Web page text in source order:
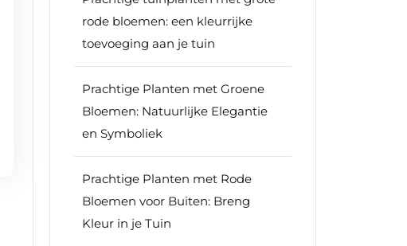
rode bloemen: een kleurrijke
toevoeging aan je tuin
Prachtige Planten met Groene
Bloemen: Natuurlijke Elegantie
en Symboliek
Prachtige Planten met Rode
Bloemen voor Buiten: Breng
Kleur in je Tuin